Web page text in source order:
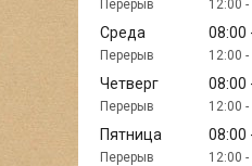
12:00
Среда 08:00
12:00
Четверг 08:00
12:00
Пятница 08:00
12:00